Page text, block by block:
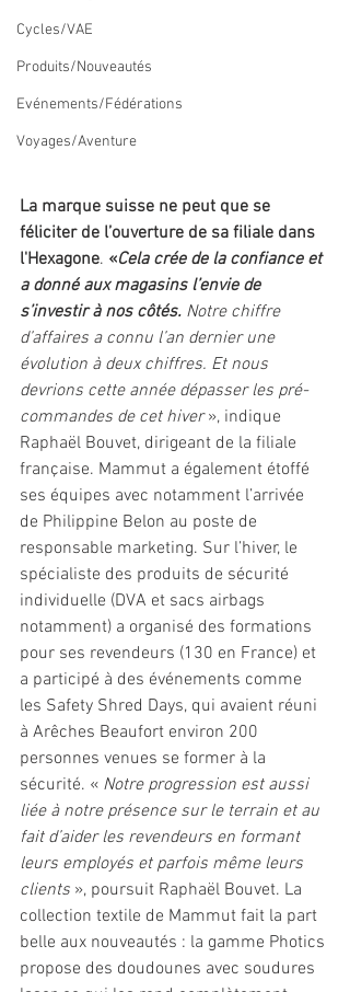
Cycles/VAE
Produits/Nouveautés
Evénements/Fédérations
Voyages/Aventure
La marque suisse ne peut que se
féliciter de l’ouverture de sa filiale dans
l'Hexagone. «Cela crée de la confiance et
a donné aux magasins l’envie de
s’investir à nos côtés. Notre chiffre
d’affaires a connu l’an dernier une
évolution à deux chiffres. Et nous
devrions cette année dépasser les pré-
commandes de cet hiver », indique
Raphaël Bouvet, dirigeant de la filiale
française. Mammut a également étoffé
ses équipes avec notamment l’arrivée
de Philippine Belon au poste de
responsable marketing. Sur l’hiver, le
spécialiste des produits de sécurité
individuelle (DVA et sacs airbags
notamment) a organisé des formations
pour ses revendeurs (130 en France) et
a participé à des événements comme
les Safety Shred Days, qui avaient réuni
à Arêches Beaufort environ 200
personnes venues se former à la
sécurité. « Notre progression est aussi
liée à notre présence sur le terrain et au
fait d’aider les revendeurs en formant
leurs employés et parfois même leurs
clients », poursuit Raphaël Bouvet. La
collection textile de Mammut fait la part
belle aux nouveautés : la gamme Photics
propose des doudounes avec soudures